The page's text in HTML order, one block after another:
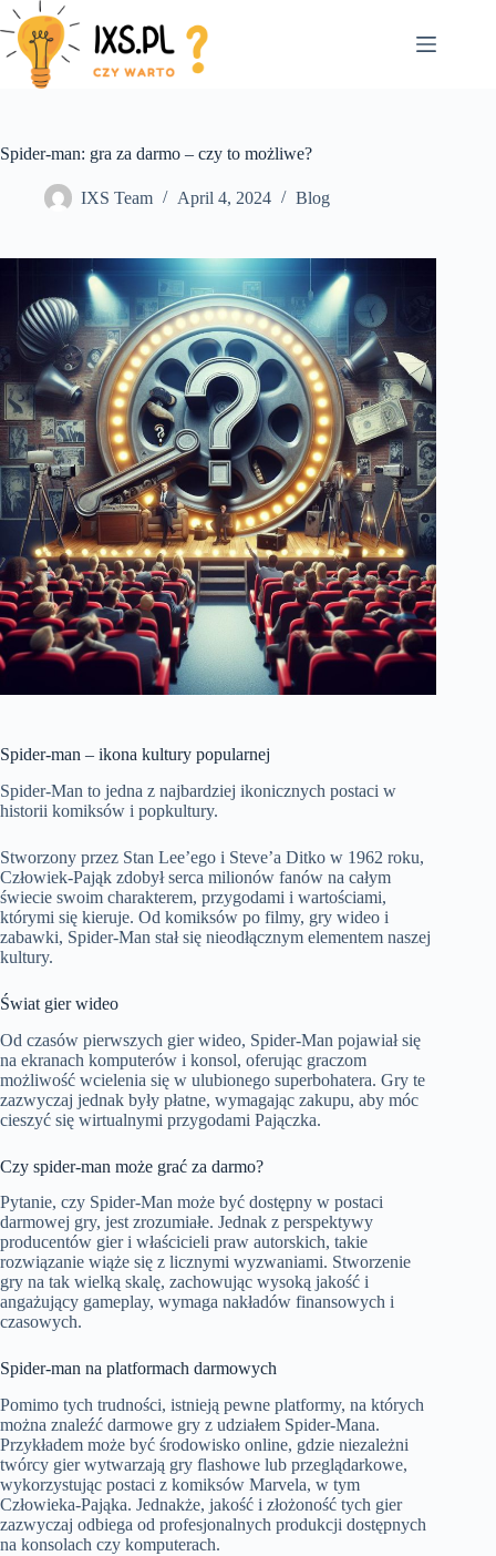
Skip
to
content
Spider-man: gra za darmo – czy to możliwe?
IXS Team April 4, 2024 Blog
Spider-man – ikona kultury popularnej
Spider-Man to jedna z najbardziej ikonicznych postaci w
historii komiksów i popkultury.
Stworzony przez Stan Lee’ego i Steve’a Ditko w 1962 roku,
Człowiek-Pająk zdobył serca milionów fanów na całym
świecie swoim charakterem, przygodami i wartościami,
którymi się kieruje. Od komiksów po filmy, gry wideo i
zabawki, Spider-Man stał się nieodłącznym elementem naszej
kultury.
Świat gier wideo
Od czasów pierwszych gier wideo, Spider-Man pojawiał się
na ekranach komputerów i konsol, oferując graczom
możliwość wcielenia się w ulubionego superbohatera. Gry te
zazwyczaj jednak były płatne, wymagając zakupu, aby móc
cieszyć się wirtualnymi przygodami Pajączka.
Czy spider-man może grać za darmo?
Pytanie, czy Spider-Man może być dostępny w postaci
darmowej gry, jest zrozumiałe. Jednak z perspektywy
producentów gier i właścicieli praw autorskich, takie
rozwiązanie wiąże się z licznymi wyzwaniami. Stworzenie
gry na tak wielką skalę, zachowując wysoką jakość i
angażujący gameplay, wymaga nakładów finansowych i
czasowych.
Spider-man na platformach darmowych
Pomimo tych trudności, istnieją pewne platformy, na których
można znaleźć darmowe gry z udziałem Spider-Mana.
Przykładem może być środowisko online, gdzie niezależni
twórcy gier wytwarzają gry flashowe lub przeglądarkowe,
wykorzystując postaci z komiksów Marvela, w tym
Człowieka-Pająka. Jednakże, jakość i złożoność tych gier
zazwyczaj odbiega od profesjonalnych produkcji dostępnych
na konsolach czy komputerach.